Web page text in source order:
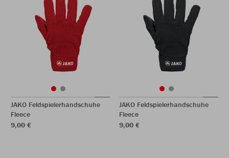
JAKO Feldspielerhandschuhe
Fleece
9,00 €
JAKO Feldspielerhandschuhe
Fleece
9,00 €